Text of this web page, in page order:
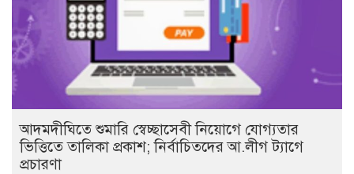
আদমদীঘিতে শুমারি স্বেচ্ছাসেবী নিয়োগে যোগ্যতার
ভিত্তিতে তালিকা প্রকাশ; নির্বাচিতদের আ.লীগ ট্যাগে
প্রচারণা